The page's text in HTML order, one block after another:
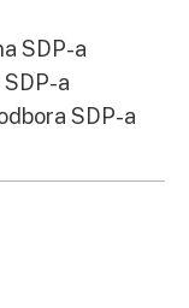
SDP-a
a
SDP-a